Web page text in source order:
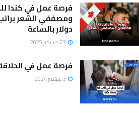
فرصة عمل في كندا
دولار بالساعة
فرصة عمل في